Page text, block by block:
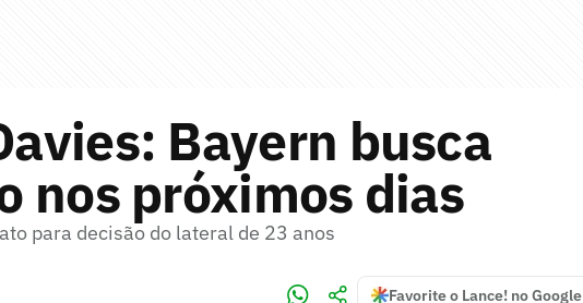
Bayern busca
nos próximos dias
para decisão do lateral de 23 anos
Favorite o Lance! no Google